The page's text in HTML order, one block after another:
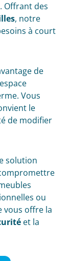
Offrant des
, notre
à court
de
Vous
le
de modifier
solution
ou
vous offre la
et la